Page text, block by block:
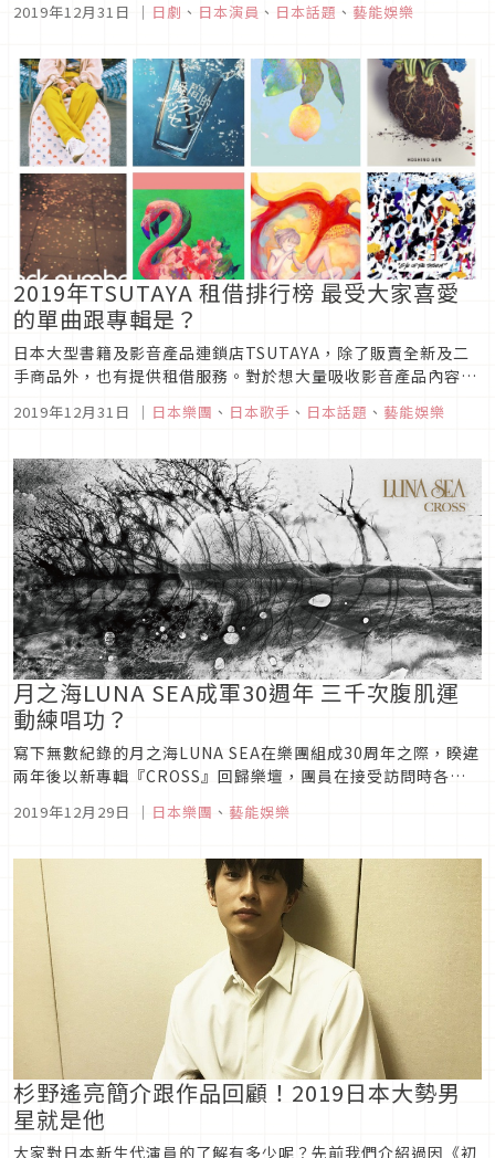
Grand Maison東京面臨一次又一次的危機，劇情越來越精彩好
三...
2019年12月31日 ｜ 日劇 、 日本演員 、 日本話題 、 藝能娛樂
2019年TSUTAYA 租借排行榜 最受大家喜愛
的單曲跟專輯是？
日本大型書籍及影音產品連鎖店TSUTAYA，除了販賣全新及二
手商品外，也有提供租借服務。對於想大量吸收影音產品內容但
借就是很好的選擇。TSUTAYA近期公布了2019年租借排行榜，
及專輯...
2019年12月31日 ｜ 日本樂團 、 日本歌手 、 日本話題 、 藝能娛樂
月之海LUNA SEA成軍30週年 三千次腹肌運
動練唱功？
寫下無數紀錄的月之海LUNA SEA在樂團組成30周年之際，睽違
兩年後以新專輯『CROSS』回歸樂壇，團員在接受訪問時各自
話題也引發了關注。一起來看看這次的訪問吧！成軍30年，一切
2019年12月29日 ｜ 日本樂團 、 藝能娛樂
杉野遙亮簡介跟作品回顧！2019日本大勢男
星就是他
大家對日本新生代演員的了解有多少呢？先前我們介紹過因《初